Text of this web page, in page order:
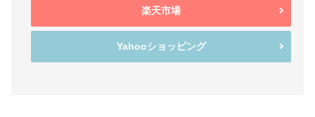
楽天市場
Yahooショッピング